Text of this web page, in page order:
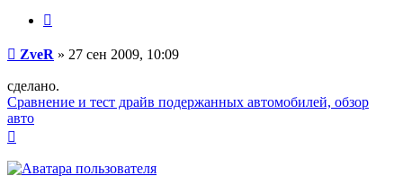
Сообщение
ZveR » 27 сен 2009, 10:09
сделано.
Сравнение и тест драйв подержанных автомобилей, обзор
авто
началу